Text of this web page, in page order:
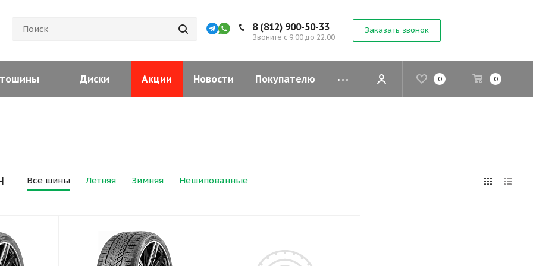
8 (812) 900-50-33
Звоните с 9:00 до 22:00
Заказать звонок
0 0
Диски Акции Новости Покупателю
Все шины Летняя Зимняя Нешипованные